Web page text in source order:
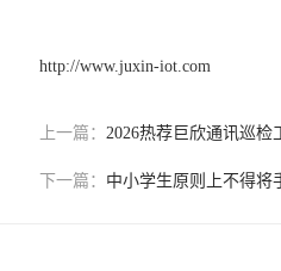
http://www.juxin-iot.com
上一篇： 2026热荐巨欣通讯巡
下一篇： 中小学生原则上不得将